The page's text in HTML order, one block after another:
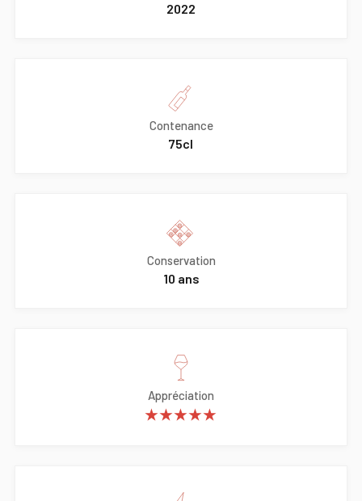
2022
Contenance
75cl
Conservation
10 ans
Appréciation
★★★★★